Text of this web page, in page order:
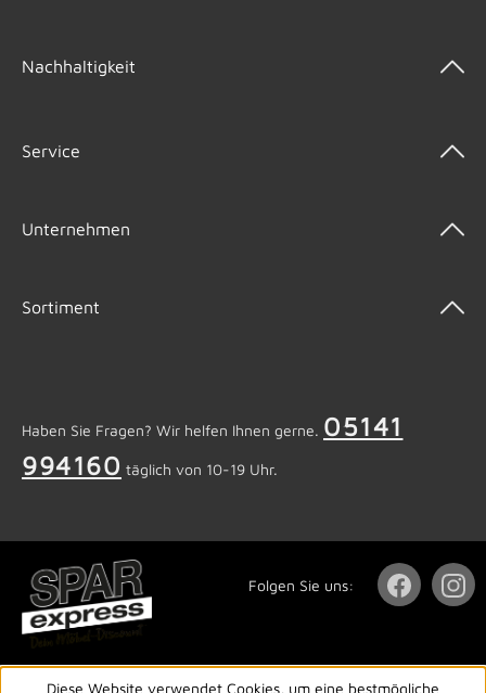
Nachhaltigkeit
Service
Unternehmen
Sortiment
Haben Sie Fragen? Wir helfen Ihnen gerne. 05141
994160 täglich von 10-19 Uhr.
Folgen Sie uns:
Diese Website verwendet Cookies, um eine bestmögliche